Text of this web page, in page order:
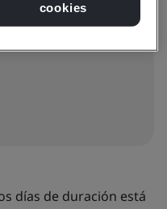
días de duración está
cookies